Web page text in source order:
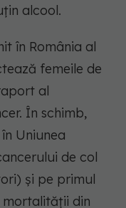
alcool.
în România al
femeile de
al
În schimb,
Uniunea
de col
și pe primul
din